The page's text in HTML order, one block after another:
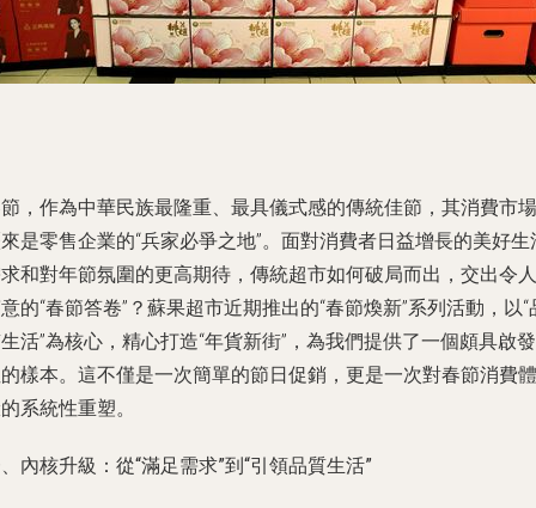
，作為中華民族最隆重、最具儀式感的傳統佳節，其消費市場
是零售企業的“兵家必爭之地”。面對消費者日益增長的美好生
和對年節氛圍的更高期待，傳統超市如何破局而出，交出令人
的“春節答卷”？蘇果超市近期推出的“春節煥新”系列活動，以“
活”為核心，精心打造“年貨新街”，為我們提供了一個頗具啟發
樣本。這不僅是一次簡單的節日促銷，更是一次對春節消費體
系統性重塑。
內核升級：從“滿足需求”到“引領品質生活”